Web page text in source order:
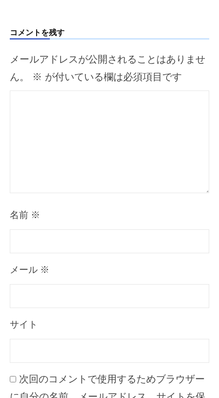
コメントを残す
メールアドレスが公開されることはありませ
ん。
※ が付いている欄は必須項目です
名前 ※
メール ※
サイト
次回のコメントで使用するためブラウザー